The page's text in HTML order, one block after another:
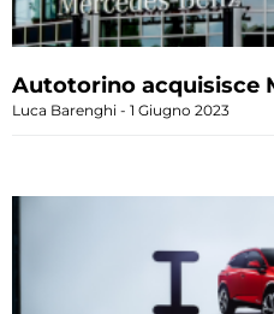
Autotorino acquisisce
Luca Barenghi 1 Giugno 2023